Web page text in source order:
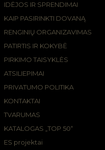
IDĖJOS IR SPRENDIMAI
KAIP PASIRINKTI DOVANĄ
RENGINIŲ ORGANIZAVIMAS
PATIRTIS IR KOKYBĖ
PIRKIMO TAISYKLĖS
ATSILIEPIMAI
PRIVATUMO POLITIKA
KONTAKTAI
TVARUMAS
KATALOGAS „TOP 50“
ES projektai